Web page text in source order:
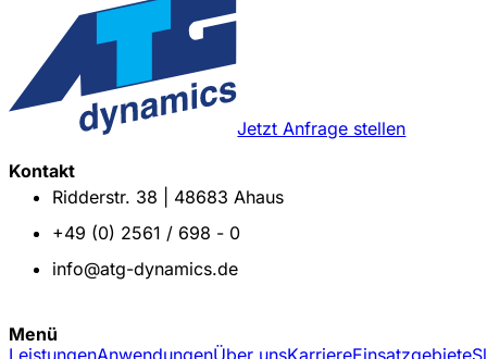
Jetzt Anfrage stellen
Kontakt
Ridderstr. 38 | 48683 Ahaus
+49 (0) 2561 / 698 - 0
info@atg-dynamics.de
Menü
LeistungenAnwendungenÜber unsKarriereEinsatzgebiete